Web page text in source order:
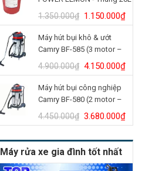
12.500.000₫.
1.350.000₫ Giá
gốc
là:
1.350.000₫.
1.150.000₫Giá
hiện
Máy hút bụi khô & ướt
Camry BF-585 (3 motor –
80L)
4.900.000₫ Giá
gốc
là:
4.900.000₫.
4.150.000₫Giá
hiện
Máy hút bụi công nghiệp
Camry BF-580 (2 motor –
70L)
4.450.000₫ Giá
gốc
là:
4.450.000₫.
3.680.000₫Giá
hiện
tại
Máy rửa xe gia đình tốt nhất